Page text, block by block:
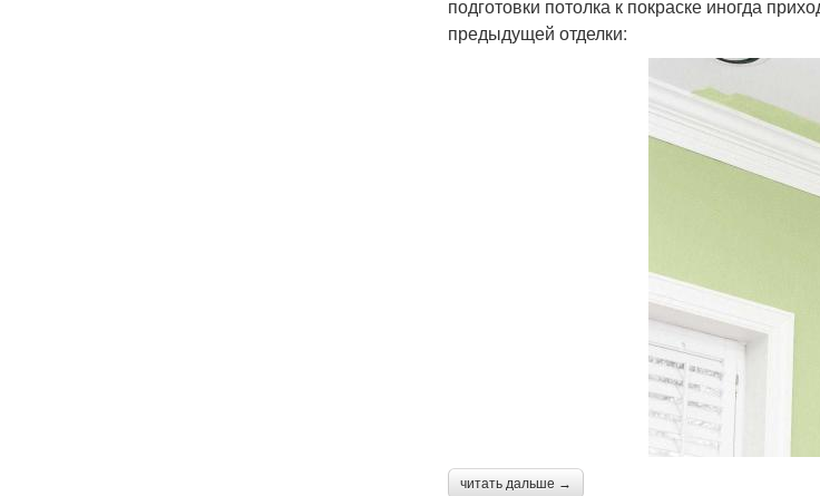
подготовки потолка к покраске иногда
предыдущей отделки:
читать дальше →